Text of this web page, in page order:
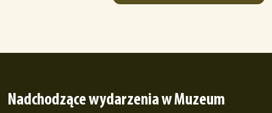
Nadchodzące wydarzenia w Muzeum